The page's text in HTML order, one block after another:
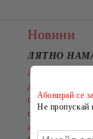
Новини
ЛЯТНО
Лятото е
добрите
стартира
с намаления до
аксесоари.
Абонирай се
Не пропускай